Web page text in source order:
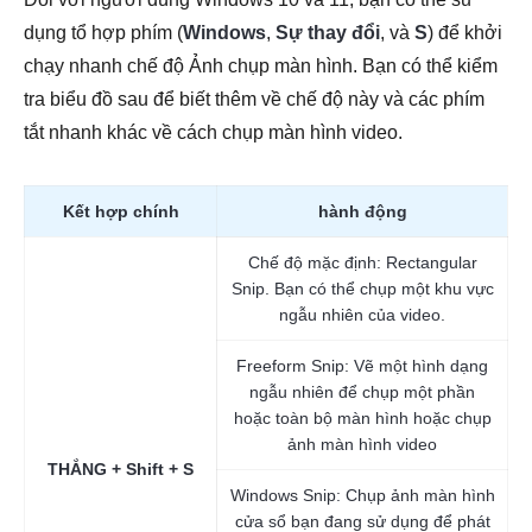
dụng tổ hợp phím (Windows, Sự thay đổi, và S) để khởi
chạy nhanh chế độ Ảnh chụp màn hình. Bạn có thể kiểm
tra biểu đồ sau để biết thêm về chế độ này và các phím
tắt nhanh khác về cách chụp màn hình video.
Kết hợp chính hành động
THẮNG + Shift + S
Chế độ mặc định: Rectangular
Snip. Bạn có thể chụp một khu vực
ngẫu nhiên của video.
Freeform Snip: Vẽ một hình dạng
ngẫu nhiên để chụp một phần
hoặc toàn bộ màn hình hoặc chụp
ảnh màn hình video
Windows Snip: Chụp ảnh màn hình
cửa sổ bạn đang sử dụng để phát